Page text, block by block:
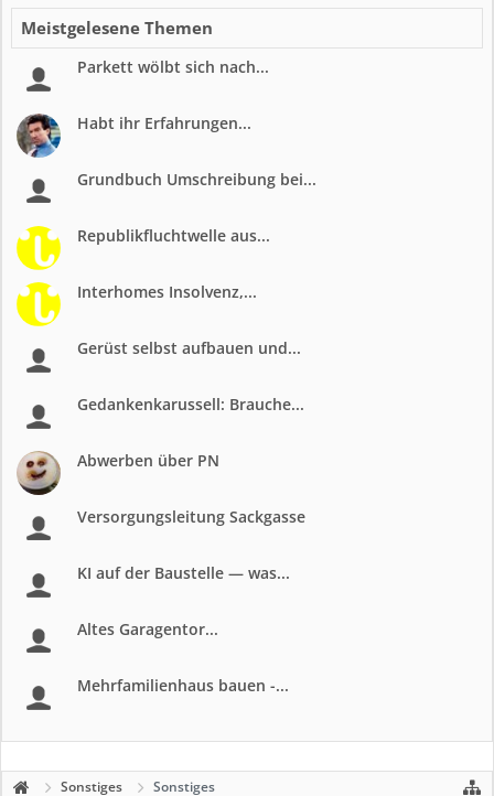
Meistgelesene Themen
Parkett wölbt sich nach...
Habt ihr Erfahrungen...
Grundbuch Umschreibung bei...
Republikfluchtwelle aus...
Interhomes Insolvenz,...
Gerüst selbst aufbauen und...
Gedankenkarussell: Brauche...
Abwerben über PN
Versorgungsleitung Sackgasse
KI auf der Baustelle — was...
Altes Garagentor...
Mehrfamilienhaus bauen -...
Sonstiges Sonstiges